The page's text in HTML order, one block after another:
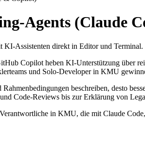
Agents (Claude
KI-Assistenten direkt in Editor und Terminal.
Copilot heben KI-Unterstützung über
und Solo-Developer in KMU
beschreiben, desto
Code-Reviews bis zur Erklärung von
in KMU, die mit Claude